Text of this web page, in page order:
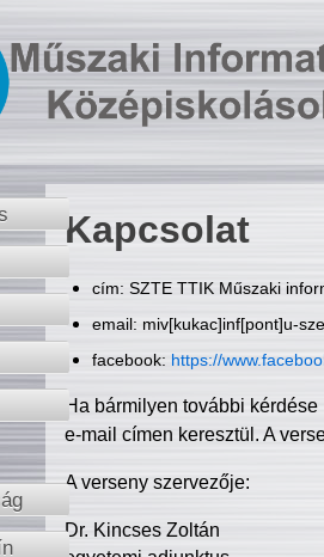
Kapcsolat
cím: SZTE TTIK Műszaki
email: miv[kukac]inf[pont]u-
facebook: https://
Ha bármilyen további
e-mail címen keresztül. A
A verseny szervezője:
Dr. Kincses Zoltán